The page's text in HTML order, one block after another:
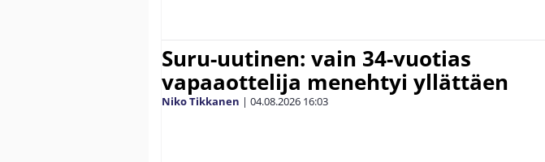
Suru-uutinen: vain 34-vuotias
vapaaottelija menehtyi yllättäen
Niko Tikkanen | 04.08.2026 16:03